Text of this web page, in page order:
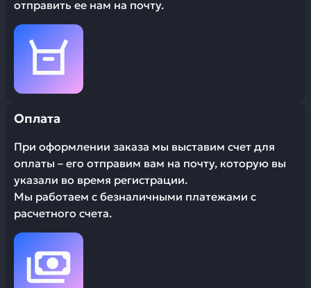
отправить ее нам на почту.
Оплата
При оформлении заказа мы выставим счет для
оплаты – его отправим вам на почту, которую вы
указали во время регистрации.
Мы работаем с безналичными платежами с
расчетного счета.